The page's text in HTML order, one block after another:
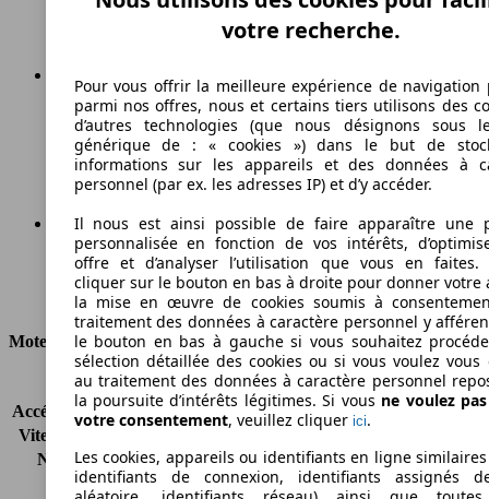
162 g/km
Émissions de CO2 (combinées)*
Ø 6.1 l/100km
Consommation
Moteur et Puissance
KW (CH)
220 kW (300 PS)
Accélération (0-100 km/h) 5.7s
Vitesse maximale (km/h)
Nombre de vitesses
8
Couple
600 nm
votre recherche.
Pour vous offrir la meilleure expérience de navigation
parmi nos offres, nous et certains tiers utilisons des
d’autres technologies (que nous désignons sous
générique de : « cookies ») dans le but de
informations sur les appareils et des données à
personnel (par ex. les adresses IP) et d’y accéder.
Il nous est ainsi possible de faire apparaître une
personnalisée en fonction de vos intérêts,
offre et d’analyser l’utilisation que vous en faites.
cliquer sur le bouton en bas à droite pour donner votre
la mise en œuvre de cookies soumis à
traitement des données à caractère personnel y
le bouton en bas à gauche si vous souhaitez
sélection détaillée des cookies ou si vous voulez vous
au traitement des données à caractère personnel
la poursuite d’intérêts légitimes. Si vous ne voulez
votre consentement, veuillez cliquer ici.
Les cookies, appareils ou identifiants en ligne
identifiants de connexion, identifiants assignés